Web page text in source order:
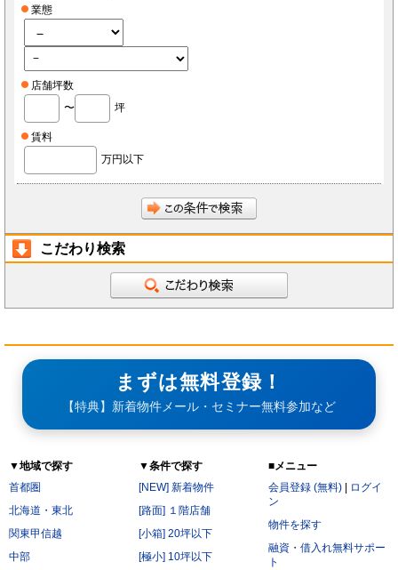
業態
店舗坪数
〜
坪
賃料
万円以下
こだわり検索
まずは無料登録！
【特典】新着物件メール・セミナー無料参加など
▼地域で探す
首都圏
北海道・東北
関東甲信越
中部
▼条件で探す
[NEW] 新着物件
[路面] １階店舗
[小箱] 20坪以下
[極小] 10坪以下
■メニュー
会員登録 (無料)
ログイ
ン
物件を探す
融資・借入れ無料サポー
ト